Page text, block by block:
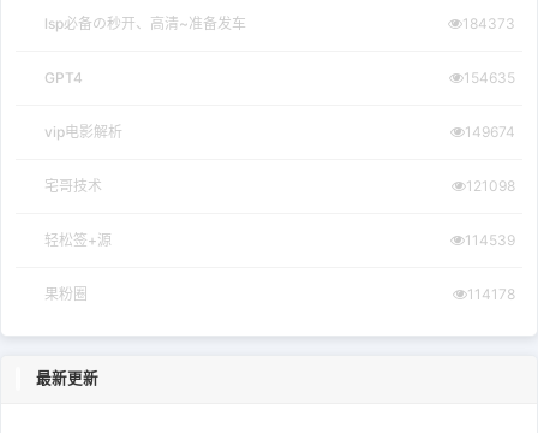
lsp必备の秒开、高清~准备发车 184373
GPT4 154635
vip电影解析 149674
宅哥技术 121098
轻松签+源 114539
果粉圈 114178
最新更新